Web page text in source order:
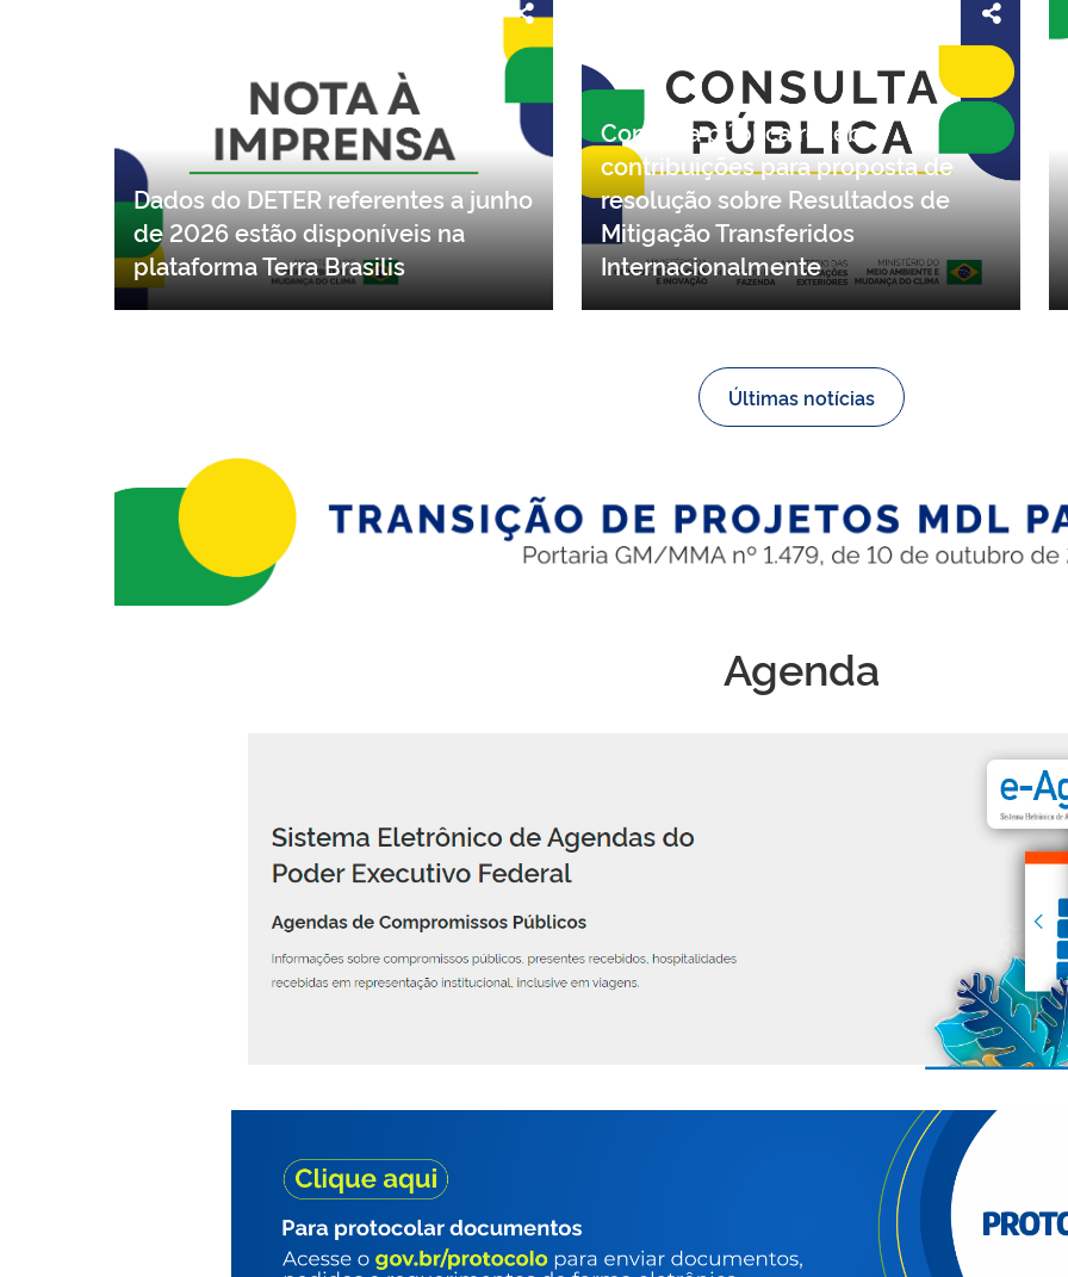
Dados do DETER referentes a junho
de 2026 estão disponíveis na
Consulta pública recebe
contribuições para proposta de
resolução sobre Resultados de
Mitigação Transferidos